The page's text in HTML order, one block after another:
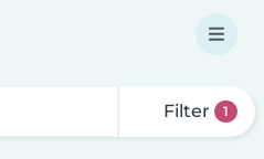
Filter 1